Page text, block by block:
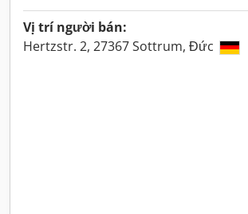
Vị trí người bán:
Hertzstr. 2, 27367 Sottrum, Đức